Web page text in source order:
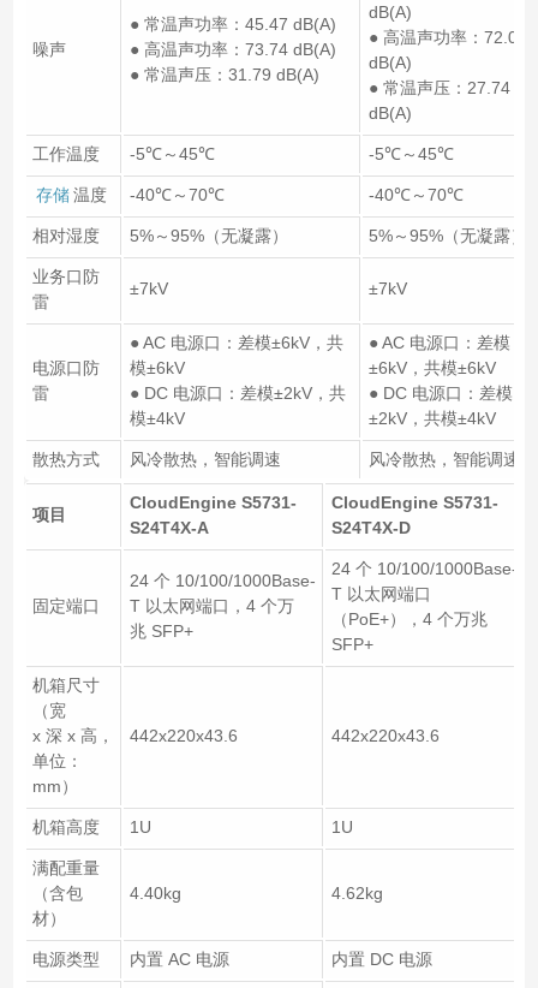
噪声
● 常温声功率：45.47 dB(A)
● 高温声功率：73.74 dB(A)
● 常温声压：31.79 dB(A)
dB(A)
● 高温声功率：72.07
dB(A)
● 常温声压：27.74
dB(A)
工作温度 -5℃～45℃ -5℃～45℃
存储 温度 -40℃～70℃ -40℃～70℃
相对湿度 5%～95%（无凝露） 5%～95%（无凝露）
业务口防
雷
±7kV ±7kV
电源口防
雷
● AC 电源口：差模±6kV，共
模±6kV
● DC 电源口：差模±2kV，共
模±4kV
● AC 电源口：差模
±6kV，共模±6kV
● DC 电源口：差模
±2kV，共模±4kV
散热方式 风冷散热，智能调速 风冷散热，智能调速
项目
CloudEngine S5731-
S24T4X-A
CloudEngine S5731-
S24T4X-D
固定端口
24 个 10/100/1000Base-
T 以太网端口，4 个万
兆 SFP+
24 个 10/100/1000Base-
T 以太网端口
（PoE+），4 个万兆
SFP+
机箱尺寸
（宽
x 深 x 高，
单位：
mm）
442x220x43.6 442x220x43.6
机箱高度 1U 1U
满配重量
（含包
材）
4.40kg 4.62kg
电源类型 内置 AC 电源 内置 DC 电源